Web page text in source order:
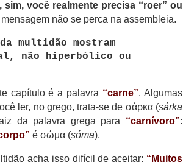
você realmente precisa “roer” ou
não se perca na assembleia.
multidão mostram
não hiperbólico ou
capítulo é a palavra “carne”. Algumas
ler, no grego, trata-se de σάρκα (sárka
da palavra grega para “carnívoro”:
é σώμα (sóma).
acha isso difícil de aceitar: “Muitos